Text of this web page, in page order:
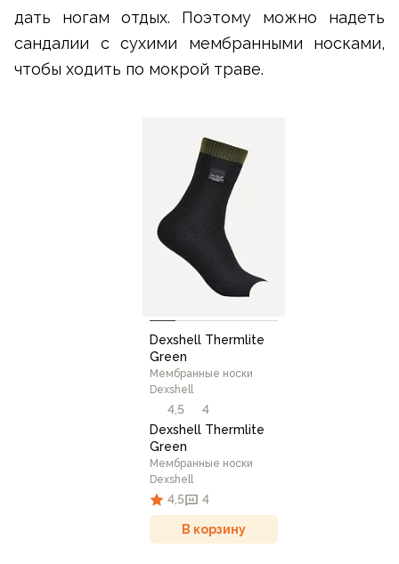
дать ногам отдых. Поэтому можно надеть
сандалии с сухими мембранными носками,
чтобы ходить по мокрой траве.
Dexshell Thermlite
Green
Мембранные носки
Dexshell
4,5
4
Dexshell Thermlite
Green
Мембранные носки
Dexshell
4,5 4
В корзину